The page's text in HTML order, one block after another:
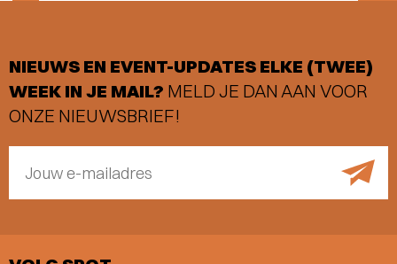
NIEUWS EN EVENT-UPDATES ELKE (TWEE)
WEEK IN JE MAIL? MELD JE DAN AAN VOOR
ONZE NIEUWSBRIEF!
Jouw e-mailadres